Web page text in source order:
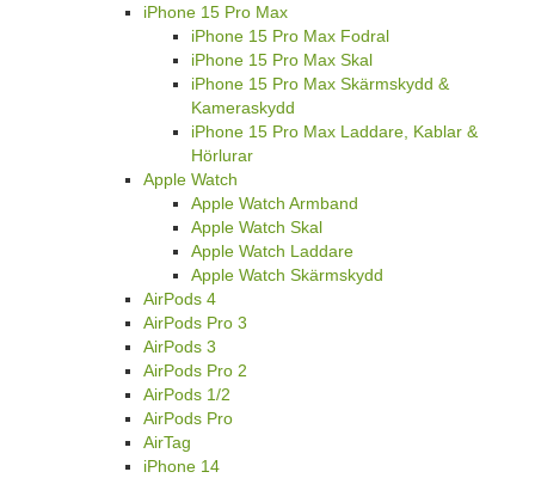
iPhone 15 Pro Max
iPhone 15 Pro Max Fodral
iPhone 15 Pro Max Skal
iPhone 15 Pro Max Skärmskydd &
Kameraskydd
iPhone 15 Pro Max Laddare, Kablar &
Hörlurar
Apple Watch
Apple Watch Armband
Apple Watch Skal
Apple Watch Laddare
Apple Watch Skärmskydd
AirPods 4
AirPods Pro 3
AirPods 3
AirPods Pro 2
AirPods 1/2
AirPods Pro
AirTag
iPhone 14